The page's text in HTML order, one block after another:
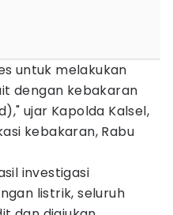
untuk melakukan
dengan kebakaran
ujar Kapolda Kalsel,
kebakaran, Rabu
investigasi
listrik, seluruh